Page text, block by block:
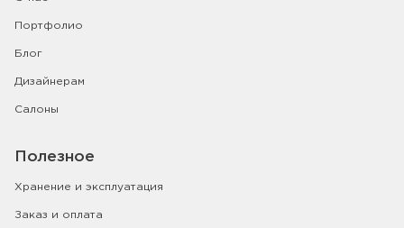
Портфолио
Блог
Дизайнерам
Салоны
Полезное
Хранение и эксплуатация
Заказ и оплата